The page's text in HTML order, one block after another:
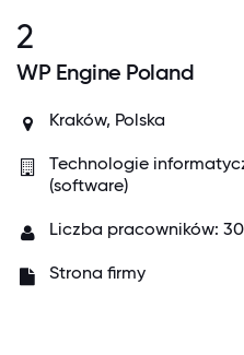
2
WP Engine Poland
Kraków, Polska
Technologie
(software)
Liczba pracowników: 30
Strona firmy